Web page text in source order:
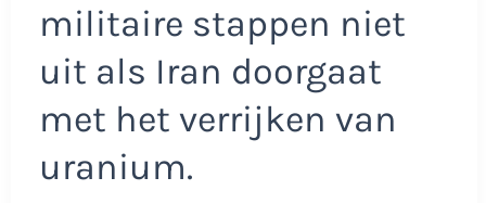
militaire stappen niet
uit als Iran doorgaat
met het verrijken van
uranium.